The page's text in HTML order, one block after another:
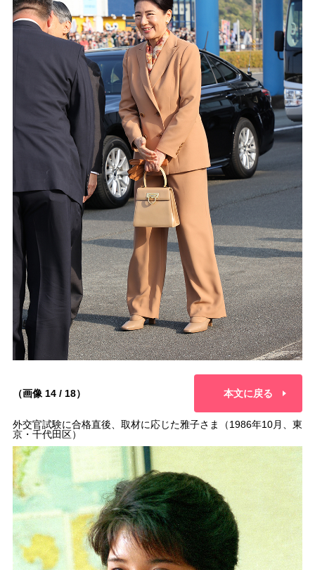
（画像 14 / 18） 本文に戻る
外交官試験に合格直後、取材に応じた雅子さま（1986年10月、東
京・千代田区）